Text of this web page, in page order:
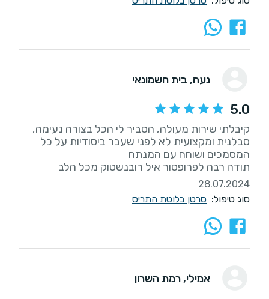
נעה, בית חשמונאי
5.0
קיבלתי שירות מעולה, הסביר לי הכל בצורה נעימה,
סבלנית ומקצועית לא לפני שעבר ביסודיות על כל
תודה רבה לפרופסור איל רובנשטוק מכל הלב
28.07.2024
סוג טיפול: סרטן בלוטת התריס
אמילי, רמת השרון